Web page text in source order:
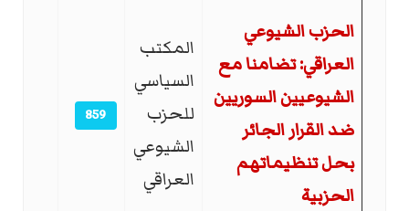
الحزب الشيوعي
العراقي: تضامنا مع
الشيوعيين السوريين
ضد القرار الجائر
بحل تنظيماتهم
الحزبية
المكتب
السياسي
للحزب
الشيوعي
العراقي
859